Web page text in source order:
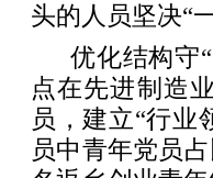
头的人员坚决“
优化结构守
点在先进制造
员，建立“行业
员中青年党员